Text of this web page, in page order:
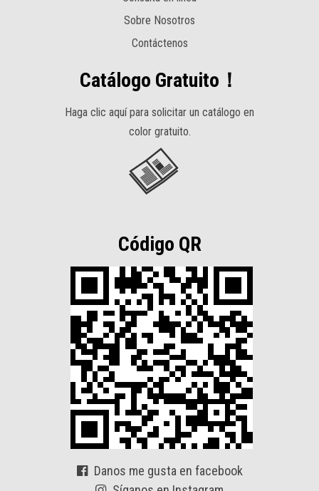
Sobre Nosotros
Contáctenos
Catálogo Gratuito！
Haga clic aquí para solicitar un catálogo en
color gratuito.
Código QR
Danos me gusta en facebook